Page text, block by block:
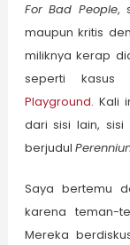
For Bad People,
maupun kritis
miliknya kerap
seperti
Playground. Kali
dari sisi lain, sisi
berjudul
Saya bertemu
karena teman-
Mereka